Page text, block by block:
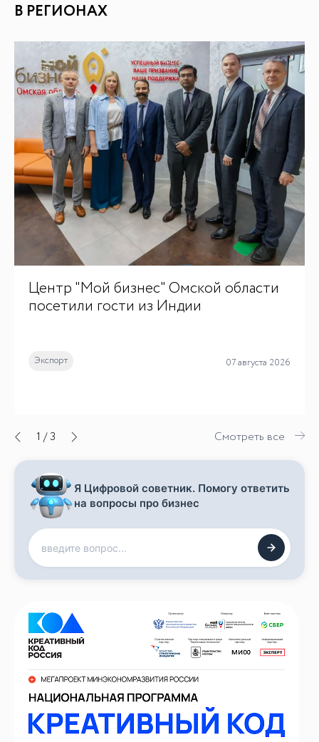
ДЛЯ СМИ
Медиакит
Контакты
В РЕГИОНАХ
Центр "Мой бизнес" Омской области
посетили гости из Индии
Экспорт 07 августа 2026
1 /3 Смотреть все
Я Цифровой советник. Помогу ответить
на вопросы про бизнес